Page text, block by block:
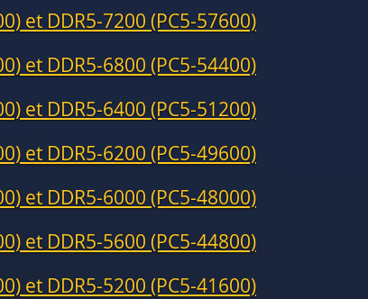
et DDR5-7200 (PC5-57600)
et DDR5-6800 (PC5-54400)
et DDR5-6400 (PC5-51200)
et DDR5-6200 (PC5-49600)
et DDR5-6000 (PC5-48000)
et DDR5-5600 (PC5-44800)
et DDR5-5200 (PC5-41600)